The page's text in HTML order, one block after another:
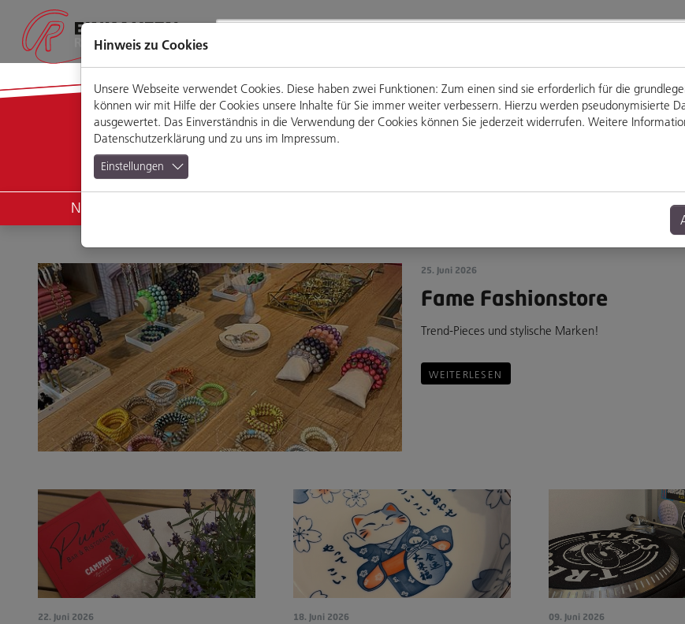
Seiteninhalt
Hauptmenü
Footermenü
Website-
Suche
News
News Veranstaltungen
25. Juni 2026
Fame Fashionstore
Trend-Pieces und stylische Marken!
WEITERLESEN
22. Juni 2026 18. Juni 2026 09. Juni 2026
Hinweis zu Cookies
Unsere Webseite verwendet Cookies. Diese haben zwei Funktionen: Zum einen sind sie erforderlich für die
können wir mit Hilfe der Cookies unsere Inhalte für Sie immer weiter verbessern. Hierzu werden pseudonymisierte
ausgewertet. Das Einverständnis in die Verwendung der Cookies können Sie jederzeit widerrufen. Weitere
Datenschutzerklärung und zu uns im Impressum.
Einstellungen